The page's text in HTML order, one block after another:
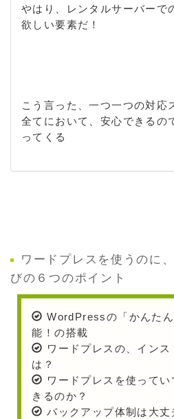
やはり、レンタルサーバーで
欲しい要素だ！
こう言った、一つ一つの対応
全てにおいて、安心できるの
ってくる
ワードプレスを使うのに
びの６つのポイント
WordPressの「かんた
能！の搭載
ワードプレスの、イン
は？
ワードプレスを使って
きるのか？
バックアップ体制は大丈